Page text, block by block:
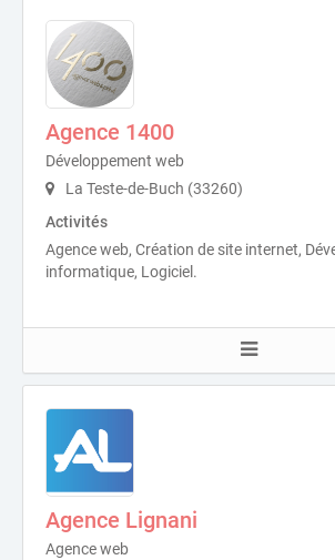
Agence 1400
Développement web
La Teste-de-Buch (33260)
Activités
Agence web, Création de site internet,
informatique, Logiciel.
Agence Lignani
Agence web